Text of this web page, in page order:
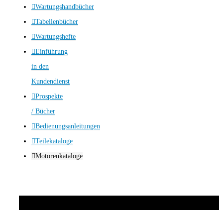
Wartungshandbücher
Tabellenbücher
Wartungshefte
Einführung
in den
Kundendienst
Prospekte
/ Bücher
Bedienungsanleitungen
Teilekataloge
Motorenkataloge